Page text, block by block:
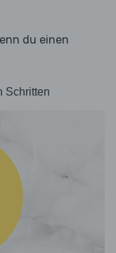
du einen
Schritten